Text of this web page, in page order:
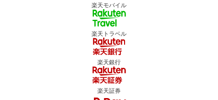
楽天モバイル
楽天トラベル
楽天銀行
楽天証券